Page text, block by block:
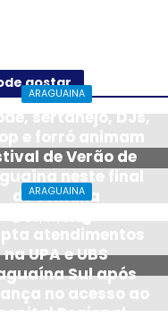
gostar
ARAGUAINA
sertanejo, DJs,
e forró animam
de Verão de
neste final
de semana
24/07/2026
ARAGUAINA
atendimentos
na UPA e UBS
Sul após
no acesso ao
Regional